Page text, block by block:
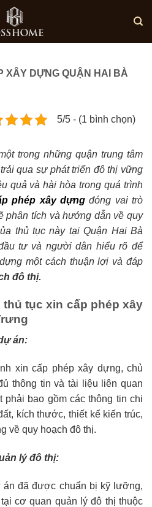
XÂY DỰNG QUẬN HAI BÀ
5/5 - (1 bình chọn)
trong những quận trung tâm
qua sự phát triển đô thị vững
quả và hài hòa trong quá trình
phép xây dựngđóng vai trò
phân tích và hướng dẫn về quy
thủ tục này tại Quận Hai Bà
tư và người dân hiểu rõ để
một cách thuận lợi và đáp
đô thị.
tục xin cấp phép xây
án:
xin cấp phép xây dựng, chủ
thông tin và tài liệu liên quan
bao gồm các thông tin chi
kích thước, thiết kế kiến trúc,
về quy hoạch đô thị.
lý đô thị:
đã được chuẩn bị kỹ lưỡng,
cơ quan quản lý đô thị thuộc